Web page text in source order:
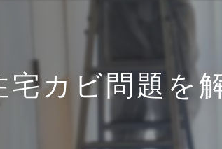
MIST工法®
宅カビ問題を